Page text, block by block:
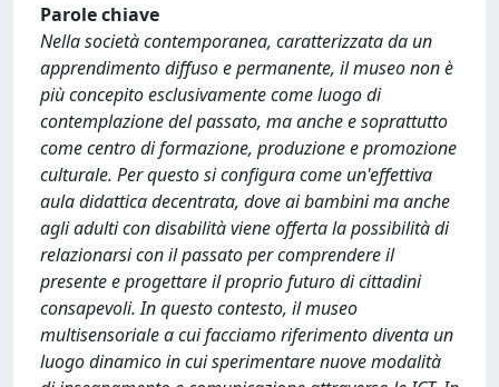
Parole chiave
Nella società contemporanea, caratterizzata da un
apprendimento diffuso e permanente, il museo non è
più concepito esclusivamente come luogo di
contemplazione del passato, ma anche e soprattutto
come centro di formazione, produzione e promozione
culturale. Per questo si configura come un'effettiva
aula didattica decentrata, dove ai bambini ma anche
agli adulti con disabilità viene offerta la possibilità di
relazionarsi con il passato per comprendere il
presente e progettare il proprio futuro di cittadini
consapevoli. In questo contesto, il museo
multisensoriale a cui facciamo riferimento diventa un
luogo dinamico in cui sperimentare nuove modalità